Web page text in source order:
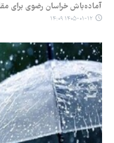
آماده‌باش خراسان رضوی برای
۱۴۰۵-۰۱-۱۲ ۱۴:۰۹